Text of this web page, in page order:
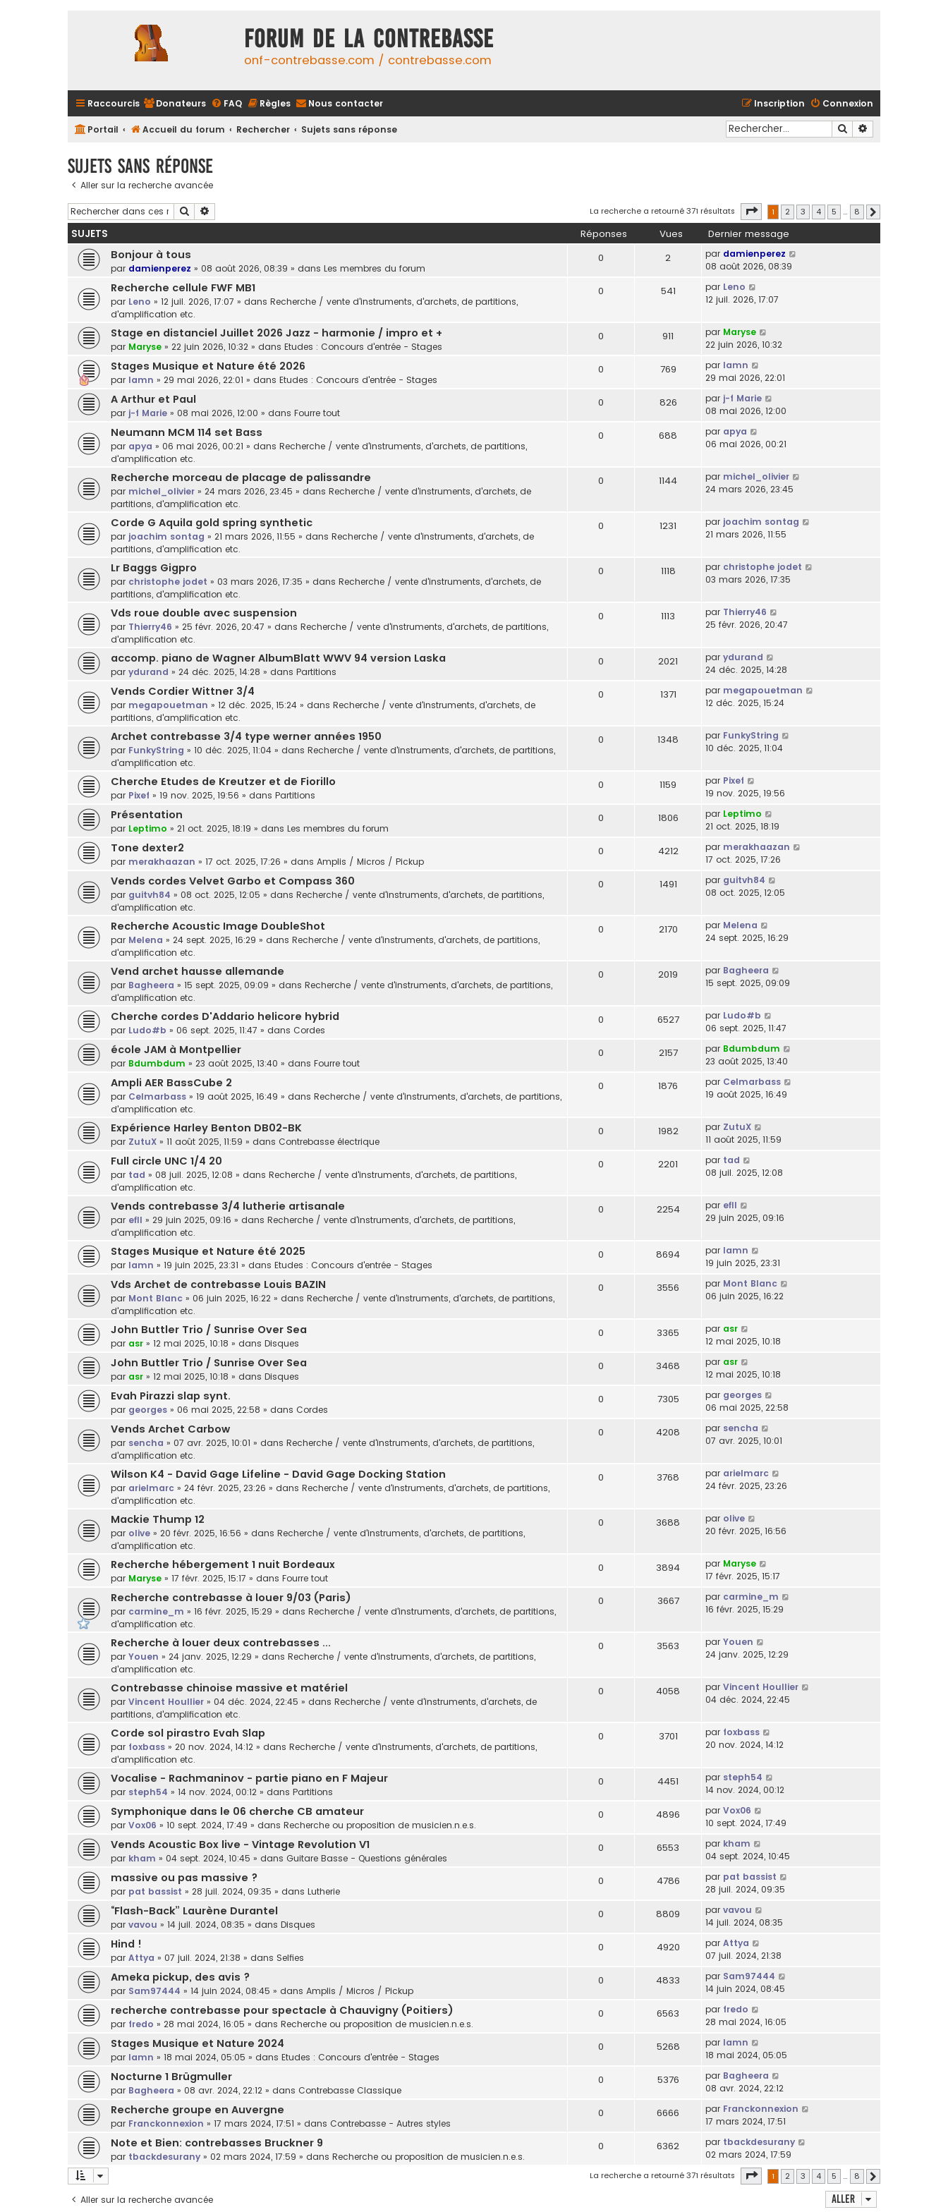
FORUM DE LA CONTREBASSE
onf-contrebasse.com / contrebasse.com
Raccourcis Donateurs FAQ Règles Nous contacter Connexion
Inscription
Portail Accueil du forum Rechercher Sujets sans réponse Rechercher
Sujets sans réponse
Aller sur la recherche avancée
Rechercher La recherche a retourné 371 résultats Page sur 8
1 2 3 4 5 … 8
SUJETS Réponses Vues Dernier message
Bonjour à tous
par damienperez » 08 août 2026, 08:39 » dans Les membres du forum
0 2 par damienperez
08 août 2026, 08:39
Recherche cellule FWF MB1
par Leno » 12 juil. 2026, 17:07 » dans Recherche / vente d'instruments, d'archets, de partitions,
d'amplification etc.
0 541 par Leno
12 juil. 2026, 17:07
Stage en distanciel Juillet 2026 Jazz - harmonie / impro et +
par Maryse » 22 juin 2026, 10:32 » dans Etudes : Concours d'entrée - Stages
0 911 par Maryse
22 juin 2026, 10:32
Stages Musique et Nature été 2026
par lamn » 29 mai 2026, 22:01 » dans Etudes : Concours d'entrée - Stages
0 769 par lamn
29 mai 2026, 22:01
A Arthur et Paul
par j-f Marie » 08 mai 2026, 12:00 » dans Fourre tout
0 826 par j-f Marie
08 mai 2026, 12:00
Neumann MCM 114 set Bass
par apya » 06 mai 2026, 00:21 » dans Recherche / vente d'instruments, d'archets, de partitions,
d'amplification etc.
0 688 par apya
06 mai 2026, 00:21
Recherche morceau de placage de palissandre
par michel_olivier » 24 mars 2026, 23:45 » dans Recherche / vente d'instruments, d'archets, de
partitions, d'amplification etc.
0 1144 par michel_olivier
24 mars 2026, 23:45
Corde G Aquila gold spring synthetic
par joachim sontag » 21 mars 2026, 11:55 » dans Recherche / vente d'instruments, d'archets, de
partitions, d'amplification etc.
0 1231 par joachim sontag
21 mars 2026, 11:55
Lr Baggs Gigpro
par christophe jodet » 03 mars 2026, 17:35 » dans Recherche / vente d'instruments, d'archets, de
partitions, d'amplification etc.
0 1118 par christophe jodet
03 mars 2026, 17:35
Vds roue double avec suspension
par Thierry46 » 25 févr. 2026, 20:47 » dans Recherche / vente d'instruments, d'archets, de partitions,
d'amplification etc.
0 1113 par Thierry46
25 févr. 2026, 20:47
accomp. piano de Wagner AlbumBlatt WWV 94 version Laska
par ydurand » 24 déc. 2025, 14:28 » dans Partitions
0 2021 par ydurand
24 déc. 2025, 14:28
Vends Cordier Wittner 3/4
par megapouetman » 12 déc. 2025, 15:24 » dans Recherche / vente d'instruments, d'archets, de
partitions, d'amplification etc.
0 1371 par megapouetman
12 déc. 2025, 15:24
Archet contrebasse 3/4 type werner années 1950
par FunkyString » 10 déc. 2025, 11:04 » dans Recherche / vente d'instruments, d'archets, de partitions,
d'amplification etc.
0 1348 par FunkyString
10 déc. 2025, 11:04
Cherche Etudes de Kreutzer et de Fiorillo
par Pixef » 19 nov. 2025, 19:56 » dans Partitions
0 1159 par Pixef
19 nov. 2025, 19:56
Présentation
par Leptimo » 21 oct. 2025, 18:19 » dans Les membres du forum
0 1806 par Leptimo
21 oct. 2025, 18:19
Tone dexter2
par merakhaazan » 17 oct. 2025, 17:26 » dans Amplis / Micros / Pickup
0 4212 par merakhaazan
17 oct. 2025, 17:26
Vends cordes Velvet Garbo et Compass 360
par guitvh84 » 08 oct. 2025, 12:05 » dans Recherche / vente d'instruments, d'archets, de partitions,
d'amplification etc.
0 1491 par guitvh84
08 oct. 2025, 12:05
Recherche Acoustic Image DoubleShot
par Melena » 24 sept. 2025, 16:29 » dans Recherche / vente d'instruments, d'archets, de partitions,
d'amplification etc.
0 2170 par Melena
24 sept. 2025, 16:29
Vend archet hausse allemande
par Bagheera » 15 sept. 2025, 09:09 » dans Recherche / vente d'instruments, d'archets, de partitions,
d'amplification etc.
0 2019 par Bagheera
15 sept. 2025, 09:09
Cherche cordes D'Addario helicore hybrid
par Ludo#b » 06 sept. 2025, 11:47 » dans Cordes
0 6527 par Ludo#b
06 sept. 2025, 11:47
école JAM à Montpellier
par Bdumbdum » 23 août 2025, 13:40 » dans Fourre tout
0 2157 par Bdumbdum
23 août 2025, 13:40
Ampli AER BassCube 2
par Celmarbass » 19 août 2025, 16:49 » dans Recherche / vente d'instruments, d'archets, de partitions,
d'amplification etc.
0 1876 par Celmarbass
19 août 2025, 16:49
Expérience Harley Benton DB02-BK
par ZutuX » 11 août 2025, 11:59 » dans Contrebasse électrique
0 1982 par ZutuX
11 août 2025, 11:59
Full circle UNC 1/4 20
par tad » 08 juil. 2025, 12:08 » dans Recherche / vente d'instruments, d'archets, de partitions,
d'amplification etc.
0 2201 par tad
08 juil. 2025, 12:08
Vends contrebasse 3/4 lutherie artisanale
par efll » 29 juin 2025, 09:16 » dans Recherche / vente d'instruments, d'archets, de partitions,
d'amplification etc.
0 2254 par efll
29 juin 2025, 09:16
Stages Musique et Nature été 2025
par lamn » 19 juin 2025, 23:31 » dans Etudes : Concours d'entrée - Stages
0 8694 par lamn
19 juin 2025, 23:31
Vds Archet de contrebasse Louis BAZIN
par Mont Blanc » 06 juin 2025, 16:22 » dans Recherche / vente d'instruments, d'archets, de partitions,
d'amplification etc.
0 3556 par Mont Blanc
06 juin 2025, 16:22
John Buttler Trio / Sunrise Over Sea
par asr » 12 mai 2025, 10:18 » dans Disques
0 3365 par asr
12 mai 2025, 10:18
John Buttler Trio / Sunrise Over Sea
par asr » 12 mai 2025, 10:18 » dans Disques
0 3468 par asr
12 mai 2025, 10:18
Evah Pirazzi slap synt.
par georges » 06 mai 2025, 22:58 » dans Cordes
0 7305 par georges
06 mai 2025, 22:58
Vends Archet Carbow
par sencha » 07 avr. 2025, 10:01 » dans Recherche / vente d'instruments, d'archets, de partitions,
d'amplification etc.
0 4208 par sencha
07 avr. 2025, 10:01
Wilson K4 - David Gage Lifeline - David Gage Docking Station
par arielmarc » 24 févr. 2025, 23:26 » dans Recherche / vente d'instruments, d'archets, de partitions,
d'amplification etc.
0 3768 par arielmarc
24 févr. 2025, 23:26
Mackie Thump 12
par olive » 20 févr. 2025, 16:56 » dans Recherche / vente d'instruments, d'archets, de partitions,
d'amplification etc.
0 3688 par olive
20 févr. 2025, 16:56
Recherche hébergement 1 nuit Bordeaux
par Maryse » 17 févr. 2025, 15:17 » dans Fourre tout
0 3894 par Maryse
17 févr. 2025, 15:17
Recherche contrebasse à louer 9/03 (Paris)
par carmine_m » 16 févr. 2025, 15:29 » dans Recherche / vente d'instruments, d'archets, de partitions,
d'amplification etc.
0 3667 par carmine_m
16 févr. 2025, 15:29
Recherche à louer deux contrebasses ...
par Youen » 24 janv. 2025, 12:29 » dans Recherche / vente d'instruments, d'archets, de partitions,
d'amplification etc.
0 3563 par Youen
24 janv. 2025, 12:29
Contrebasse chinoise massive et matériel
par Vincent Houllier » 04 déc. 2024, 22:45 » dans Recherche / vente d'instruments, d'archets, de
partitions, d'amplification etc.
0 4058 par Vincent Houllier
04 déc. 2024, 22:45
Corde sol pirastro Evah Slap
par foxbass » 20 nov. 2024, 14:12 » dans Recherche / vente d'instruments, d'archets, de partitions,
d'amplification etc.
0 3701 par foxbass
20 nov. 2024, 14:12
Vocalise - Rachmaninov - partie piano en F Majeur
par steph54 » 14 nov. 2024, 00:12 » dans Partitions
0 4451 par steph54
14 nov. 2024, 00:12
Symphonique dans le 06 cherche CB amateur
par Vox06 » 10 sept. 2024, 17:49 » dans Recherche ou proposition de musicien.n.e.s.
0 4896 par Vox06
10 sept. 2024, 17:49
Vends Acoustic Box live - Vintage Revolution V1
par kham » 04 sept. 2024, 10:45 » dans Guitare Basse - Questions générales
0 6553 par kham
04 sept. 2024, 10:45
massive ou pas massive ?
par pat bassist » 28 juil. 2024, 09:35 » dans Lutherie
0 4786 par pat bassist
28 juil. 2024, 09:35
“Flash-Back” Laurène Durantel
par vavou » 14 juil. 2024, 08:35 » dans Disques
0 8809 par vavou
14 juil. 2024, 08:35
Hind !
par Attya » 07 juil. 2024, 21:38 » dans Selfies
0 4920 par Attya
07 juil. 2024, 21:38
Ameka pickup, des avis ?
par Sam97444 » 14 juin 2024, 08:45 » dans Amplis / Micros / Pickup
0 4833 par Sam97444
14 juin 2024, 08:45
recherche contrebasse pour spectacle à Chauvigny (Poitiers)
par fredo » 28 mai 2024, 16:05 » dans Recherche ou proposition de musicien.n.e.s.
0 6563 par fredo
28 mai 2024, 16:05
Stages Musique et Nature 2024
par lamn » 18 mai 2024, 05:05 » dans Etudes : Concours d'entrée - Stages
0 5268 par lamn
18 mai 2024, 05:05
Nocturne 1 Brügmuller
par Bagheera » 08 avr. 2024, 22:12 » dans Contrebasse Classique
0 5376 par Bagheera
08 avr. 2024, 22:12
Recherche groupe en Auvergne
par Franckonnexion » 17 mars 2024, 17:51 » dans Contrebasse - Autres styles
0 6666 par Franckonnexion
17 mars 2024, 17:51
Note et Bien: contrebasses Bruckner 9
par tbackdesurany » 02 mars 2024, 17:59 » dans Recherche ou proposition de musicien.n.e.s.
0 6362 par tbackdesurany
02 mars 2024, 17:59
La recherche a retourné 371 résultats Page sur 8
1 2 3 4 5 … 8
Aller sur la recherche avancée Aller